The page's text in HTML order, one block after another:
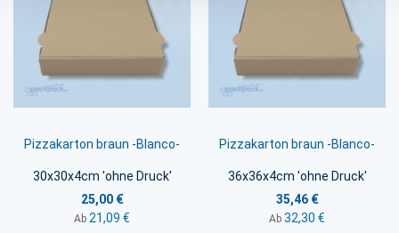
Pizzakarton braun -Blanco-
30x30x4cm 'ohne Druck'
25,00 €
Ab 21,09 €
Pizzakarton braun -Blanco-
36x36x4cm 'ohne Druck'
35,46 €
Ab 32,30 €